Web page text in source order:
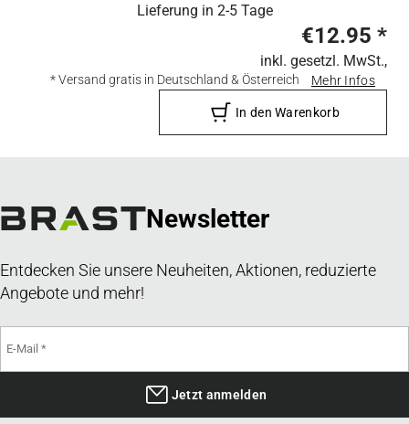
Lieferung in 2-5 Tage
€12.95 *
inkl. gesetzl. MwSt.,
* Versand gratis in Deutschland & Österreich Mehr Infos
In den Warenkorb
Newsletter
Entdecken Sie unsere Neuheiten, Aktionen, reduzierte
Angebote und mehr!
Jetzt anmelden